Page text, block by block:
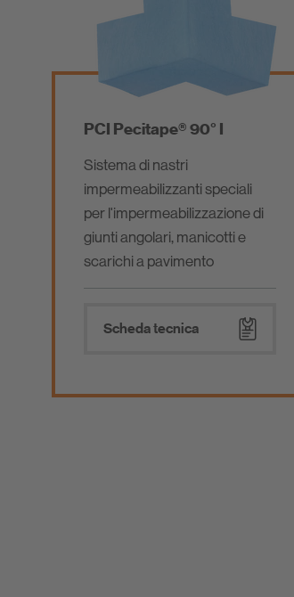
PCI Pecitape® 90° I
Sistema di nastri
impermeabilizzanti speciali
per l'impermeabilizzazione di
giunti angolari, manicotti e
scarichi a pavimento
Scheda tecnica